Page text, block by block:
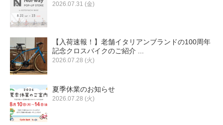
2026.07.31 (金)
【入荷速報！】老舗イタリアンブランドの100周年
記念クロスバイクのご紹介 ...
2026.07.28 (火)
夏季休業のお知らせ
2026.07.28 (火)